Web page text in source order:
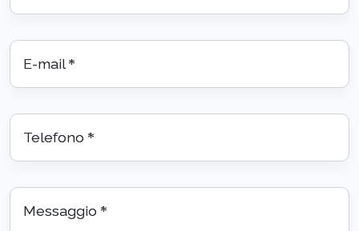
E-mail *
Telefono *
Messaggio *